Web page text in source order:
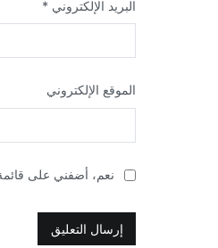
البريد الإلكتروني *
الموقع الإلكتروني
نعم، أضفني على